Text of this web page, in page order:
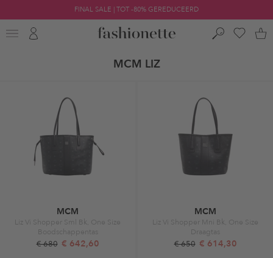
FINAL SALE | TOT -80% GEREDUCEERD
MCM LIZ
MCM
Liz Vi Shopper Sml Bk, One Size
Boodschappentas
€ 680 € 642,60
MCM
Liz Vi Shopper Mni Bk, One Size
Draagtas
€ 650 € 614,30